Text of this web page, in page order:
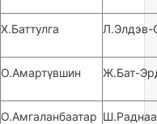
Х.Баттулга Л.Элдэв-
О.Амартүвшин Ж.Бат-
О.Амгаланбаатар